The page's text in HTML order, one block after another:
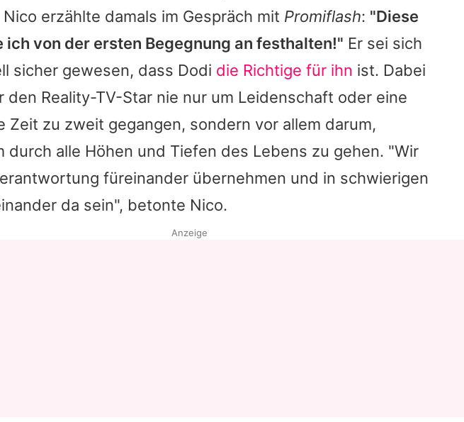
erzählte damals im Gespräch mit Promiflash: "Diese
ich von der ersten Begegnung an festhalten!" Er sei sich
sicher gewesen, dass Dodi die Richtige für ihn ist. Dabei
den Reality-TV-Star nie nur um Leidenschaft oder eine
Zeit zu zweit gegangen, sondern vor allem darum,
durch alle Höhen und Tiefen des Lebens zu gehen. "Wir
füreinander übernehmen und in schwierigen
da sein", betonte Nico.
Anzeige